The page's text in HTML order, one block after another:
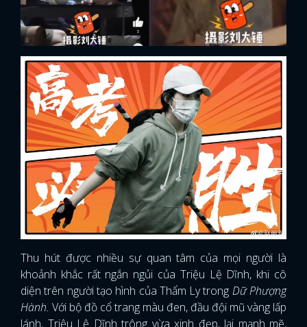
Thu hút được nhiều sự quan tâm của mọi người là
khoảnh khắc rất ngắn ngủi của Triệu Lệ Dĩnh, khi cô
diện trên người tạo hình của Thẩm Ly trong Dữ Phượng
Hành. Với bộ đồ cổ trang màu đen, đầu đội mũ vàng lấp
lánh, Triệu Lệ Dĩnh trông vừa xinh đẹp, lại mạnh mẽ,